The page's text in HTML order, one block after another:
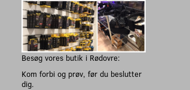
Besøg vores butik i Rødovre:
Kom forbi og prøv, før du beslutter
dig.